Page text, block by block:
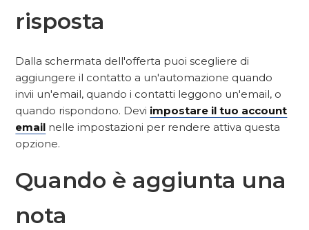
risposta
Dalla schermata dell'offerta puoi scegliere di
aggiungere il contatto a un'automazione quando
invii un'email, quando i contatti leggono un'email, o
quando rispondono. Devi impostare il tuo account
email nelle impostazioni per rendere attiva questa
opzione.
Quando è aggiunta una
nota